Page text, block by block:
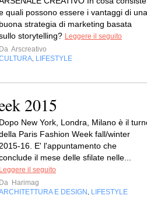
quali possono essere i vantaggi di una
buona strategia di marketing basata
storytelling? Leggere il seguito
Da Arscreativo
LIFESTYLE
2015
Dopo New York, Londra, Milano è il
Paris Fashion Week fall/winter
2015-16. E' l'appuntamento che
il mese delle sfilate nelle...
Leggere il seguito
Da Harimag
E DESIGN
LIFESTYLE